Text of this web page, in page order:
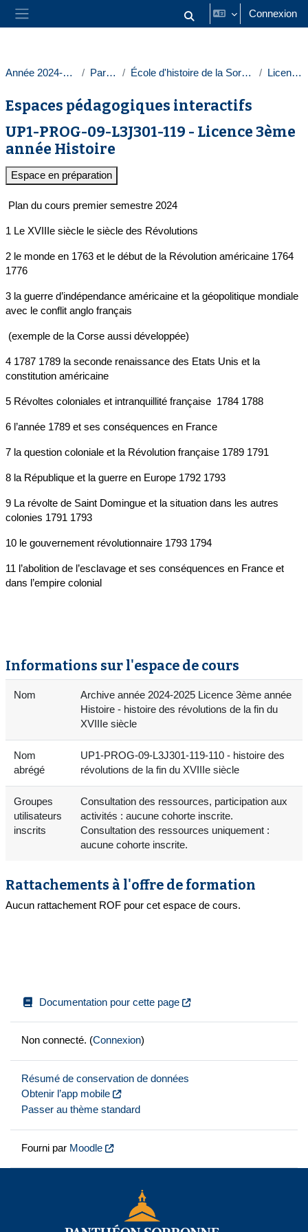
Passer au contenu principal
Panneau latéral Activer/désactiver la saisie
Connexion
Année 2024-2025 Paris 1 École d'histoire de la Sorbonne Licences
Espaces pédagogiques interactifs
UP1-PROG-09-L3J301-119 - Licence 3ème
année Histoire
Espace en préparation
Plan du cours premier semestre 2024
1 Le XVIIIe siècle le siècle des Révolutions
2 le monde en 1763 et le début de la Révolution américaine 1764
1776
3 la guerre d’indépendance américaine et la géopolitique mondiale
avec le conflit anglo français
(exemple de la Corse aussi développée)
4 1787 1789 la seconde renaissance des Etats Unis et la
constitution américaine
5 Révoltes coloniales et intranquillité française 1784 1788
6 l’année 1789 et ses conséquences en France
7 la question coloniale et la Révolution française 1789 1791
8 la République et la guerre en Europe 1792 1793
9 La révolte de Saint Domingue et la situation dans les autres
colonies 1791 1793
10 le gouvernement révolutionnaire 1793 1794
11 l’abolition de l’esclavage et ses conséquences en France et
dans l’empire colonial
Informations sur l'espace de cours
Nom
Archive année 2024-2025 Licence 3ème année
Histoire - histoire des révolutions de la fin du
XVIIIe siècle
Nom
abrégé
UP1-PROG-09-L3J301-119-110 - histoire des
révolutions de la fin du XVIIIe siècle
Groupes
utilisateurs
inscrits
Consultation des ressources, participation aux
activités : aucune cohorte inscrite.
Consultation des ressources uniquement :
aucune cohorte inscrite.
Rattachements à l'offre de formation
Aucun rattachement ROF pour cet espace de cours.
Documentation pour cette page
Non connecté. (Connexion)
Résumé de conservation de données
Obtenir l’app mobile
Passer au thème standard
Fourni par Moodle